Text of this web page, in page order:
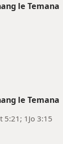
le Temana
le Temana
5:21; 1Jo 3:15